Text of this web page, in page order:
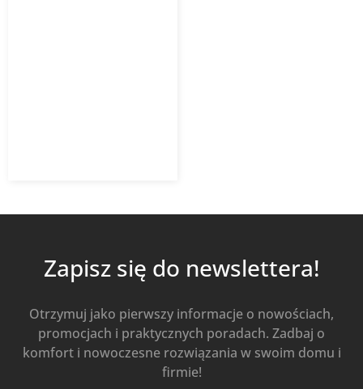
Zapisz się do newslettera!
Otrzymuj jako pierwszy informacje o nowościach,
promocjach i praktycznych poradach. Zadbaj o
komfort i nowoczesne rozwiązania w swoim domu i
firmie!